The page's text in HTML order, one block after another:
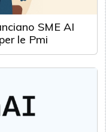
SME AI
le Pmi